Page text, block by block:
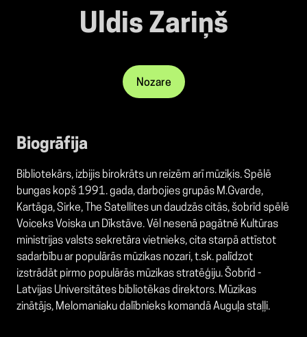
Uldis Zariņš
Nozare
Biogrāfija
Bibliotekārs, izbijis birokrāts un reizēm arī mūziķis. Spēlē
bungas kopš 1991. gada, darbojies grupās M.Gvarde,
Kartāga, Sirke, The Satellites un daudzās citās, šobrīd spēlē
Voiceks Voiska un Dīkstāve. Vēl nesenā pagātnē Kultūras
ministrijas valsts sekretāra vietnieks, cita starpā attīstot
sadarbību ar populārās mūzikas nozari, t.sk. palīdzot
izstrādāt pirmo populārās mūzikas stratēģiju. Šobrīd -
Latvijas Universitātes bibliotēkas direktors. Mūzikas
zinātājs, Melomaniaku dalībnieks komandā Auguļa staļļi.